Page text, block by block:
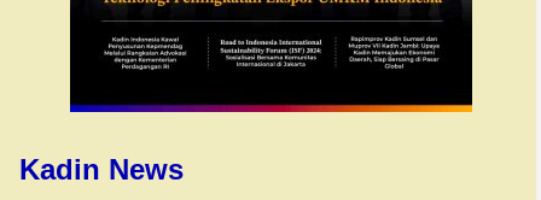
Kadin News